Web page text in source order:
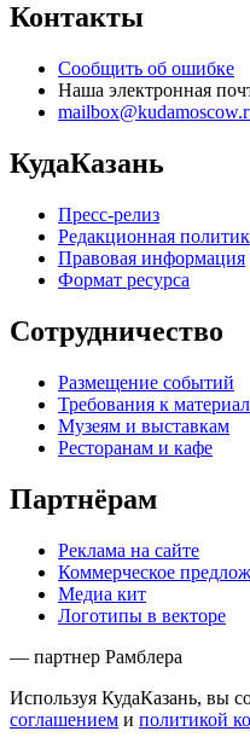
Контакты
Сообщить об ошибке
Наша электронная
КудаКазань
Пресс-релиз
Редакционная
Правовая информация
Формат ресурса
Сотрудничество
Размещение событий
Требования к
Музеям и выставкам
Ресторанам и кафе
Партнёрам
Реклама на сайте
Коммерческое
Медиа кит
Логотипы в векторе
— партнер Рамблера
Используя КудаКазань, вы
соглашением и политикой